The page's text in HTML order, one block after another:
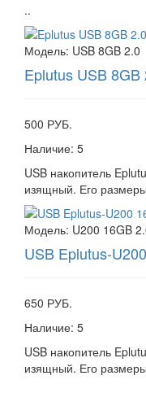
..
Модель: USB 8GB 2.0
Eplutus USB 8GB
500 РУБ.
Наличие: 5
USB накопитель
изящный. Его
Модель: U200 16GB
USB Eplutus-
650 РУБ.
Наличие: 5
USB накопитель
изящный. Его